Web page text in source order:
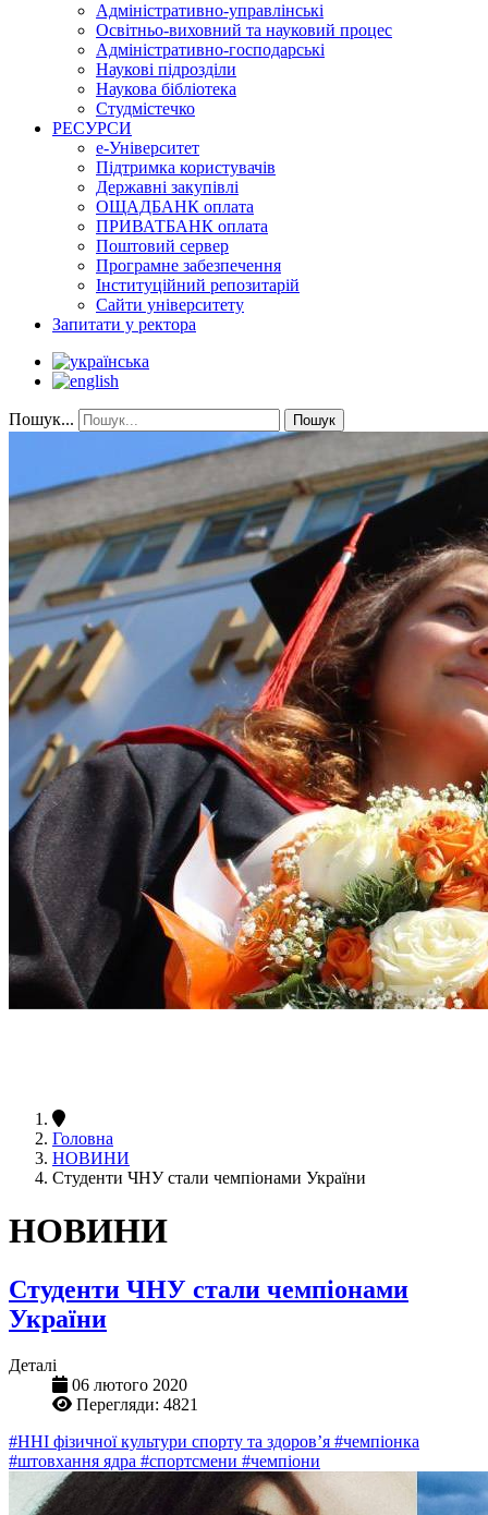
Адміністративно-управлінські
Освітньо-виховний та науковий процес
Адміністративно-господарські
Наукові підрозділи
Наукова бібліотека
Студмістечко
РЕСУРСИ
е-Університет
Підтримка користувачів
Державні закупівлі
ОЩАДБАНК оплата
ПРИВАТБАНК оплата
Поштовий сервер
Програмне забезпечення
Інституційний репозитарій
Сайти університету
Запитати у ректора
Пошук... Пошук
Головна
НОВИНИ
Студенти ЧНУ стали чемпіонами України
НОВИНИ
Студенти ЧНУ стали чемпіонами
України
Деталі
06 лютого 2020
Перегляди: 4821
#ННІ фізичної культури спорту та здоров’я #чемпіонка
#штовхання ядра #спортсмени #чемпіони